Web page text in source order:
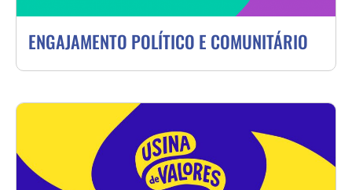
ENGAJAMENTO POLÍTICO E COMUNITÁRIO